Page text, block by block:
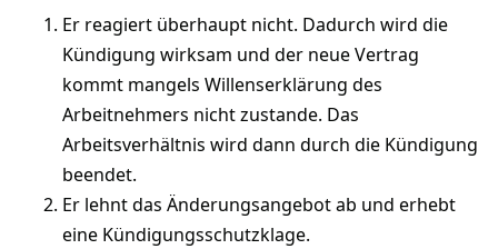
Er reagiert überhaupt nicht. Dadurch wird die
Kündigung wirksam und der neue Vertrag
kommt mangels Willenserklärung des
Arbeitnehmers nicht zustande. Das
Arbeitsverhältnis wird dann durch die Kündigung
beendet.
Er lehnt das Änderungsangebot ab und erhebt
eine Kündigungsschutzklage.